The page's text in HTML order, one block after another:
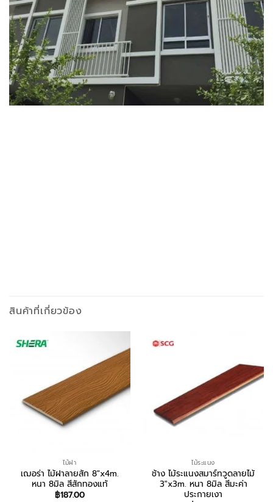
สินค้าที่เกี่ยวข้อง
ไม้ฝา
เฌอร่า ไม้ฝาลายสัก 8″x4m.
หนา 8มิล สีสักทองแท้
฿187.00
ไม้ระแนง
ช้าง ไม้ระแนงสมาร์ทวูดลายไม้
3″x3m. หนา 8มิล สีมะค่า
ประกายเงา